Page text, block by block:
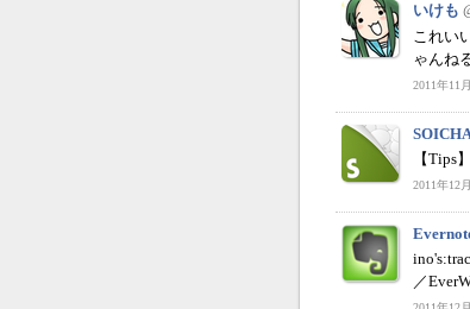
いけも
これい
ゃんね
2011年11
【Tips
2011年12
／